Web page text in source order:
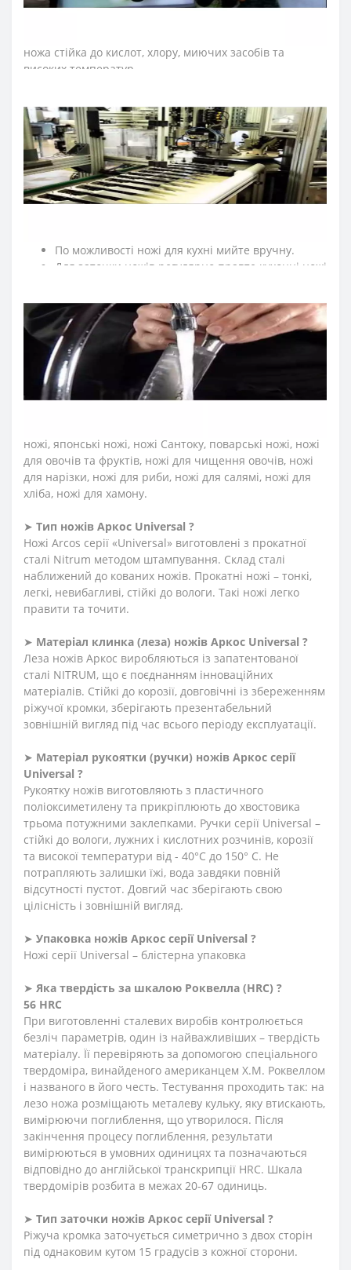
ножа стійка до кислот, хлору, миючих засобів та
високих температур.
СЕРІЇUNIVERSAL?
➤Як доглядати за кухонними ножами Аркос?
Мийте кухонні ножі відразу після використання.
Після експлуатації протирайте насухо кухонні
ножі м'якою тканиною.
По можливості ножі для кухні мийте вручну.
Для заточки ножів регулярно правте кухонні ножі
для дітей місці.
Які ножі входять в професійну серію Аркос
Universal ?
До колекції увійшли професійні ножі м’ясника, ніж для
ножі, японські ножі, ножі Сантоку, поварські ножі, ножі
для овочів та фруктів, ножі для чищення овочів, ножі
для нарізки, ножі для риби, ножі для салямі, ножі для
хліба, ножі для хамону.
➤ Тип ножів Аркос Universal ?
Ножі Arcos серії «Universal» виготовлені з прокатної
сталі Nitrum методом штампування. Склад сталі
наближений до кованих ножів. Прокатні ножі – тонкі,
легкі, невибагливі, стійкі до вологи. Такі ножі легко
правити та точити.
➤ Матеріал клинка (леза) ножів Аркос Universal ?
Леза ножів Аркос виробляються із запатентованої
сталі NITRUM, що є поєднанням інноваційних
матеріалів. Стійкі до корозії, довговічні із збереженням
ріжучої кромки, зберігають презентабельний
зовнішній вигляд під час всього періоду експлуатації.
➤ Матеріал рукоятки (ручки) ножів Аркос серії
Universal ?
Рукоятку ножів виготовляють з пластичного
поліоксиметилену та прикріплюють до хвостовика
трьома потужними заклепками. Ручки серії Universal –
стійкі до вологи, лужних і кислотних розчинів, корозії
та високої температури від - 40°C до 150° C. Не
потрапляють залишки їжі, вода завдяки повній
відсутності пустот. Довгий час зберігають свою
цілісність і зовнішній вигляд.
➤ Упаковка ножів Аркос серії Universal ?
Ножі серії Universal – блістерна упаковка
➤ Яка твердість за шкалою Роквелла (HRC) ?
56 HRC
При виготовленні сталевих виробів контролюється
безліч параметрів, один із найважливіших – твердість
матеріалу. Її перевіряють за допомогою спеціального
твердоміра, винайденого американцем Х.М. Роквеллом
і названого в його честь. Тестування проходить так: на
лезо ножа розміщають металеву кульку, яку втискають,
вимірюючи поглиблення, що утворилося. Після
закінчення процесу поглиблення, результати
вимірюються в умовних одиницях та позначаються
відповідно до англійської транскрипції HRC. Шкала
твердомірів розбита в межах 20-67 одиниць.
➤ Тип заточки ножів Аркос серії Universal ?
Ріжуча кромка заточується симетрично з двох сторін
під однаковим кутом 15 градусів з кожної сторони.